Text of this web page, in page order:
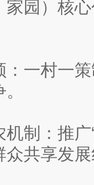
家园）核
：一村一
制：推
众共享发